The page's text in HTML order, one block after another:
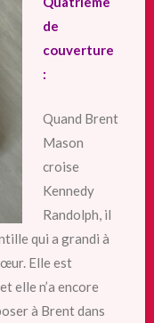
de
couverture
:
Quand Brent
Mason
croise
Kennedy
Randolph, il
qui a grandi à
Elle est
elle n’a encore
à Brent dans